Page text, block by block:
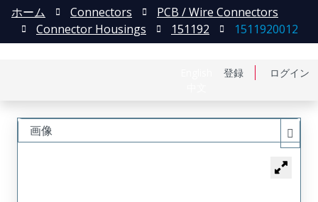
登録 ログイン
ホーム Connectors
PCB / Wire Connectors
Connector Housings
151192 1511920012
画像